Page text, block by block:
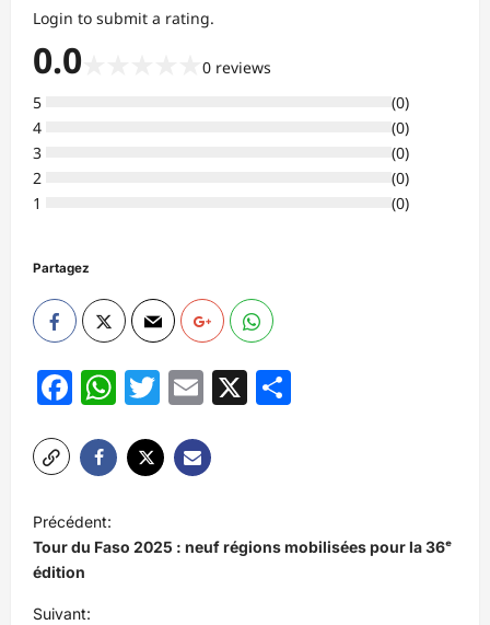
Login to submit a rating.
0.0 0 reviews
5
(0)
4
(0)
3
(0)
2
(0)
1
(0)
Partagez
Facebook
WhatsApp
Twitter
Email
X
a
v
i
Précédent:
Tour du Faso 2025 : neuf régions mobilisées pour la 36ᵉ
édition
Suivant: